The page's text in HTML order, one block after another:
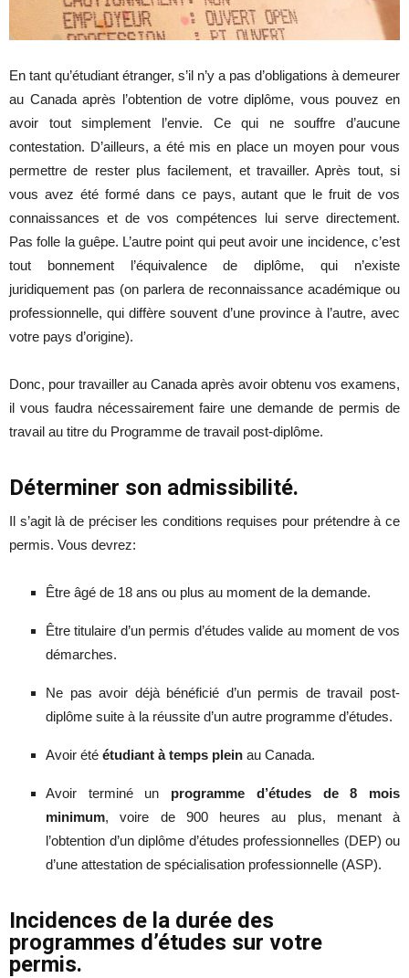
En tant qu’étudiant étranger, s’il n’y a pas d’obligations à demeurer
au Canada après l’obtention de votre diplôme, vous pouvez en
avoir tout simplement l’envie. Ce qui ne souffre d’aucune
contestation. D’ailleurs, a été mis en place un moyen pour vous
permettre de rester plus facilement, et travailler. Après tout, si
vous avez été formé dans ce pays, autant que le fruit de vos
connaissances et de vos compétences lui serve directement.
Pas folle la guêpe. L’autre point qui peut avoir une incidence, c’est
tout bonnement l’équivalence de diplôme, qui n’existe
juridiquement pas (on parlera de reconnaissance académique ou
professionnelle, qui diffère souvent d’une province à l’autre, avec
votre pays d’origine).
Donc, pour travailler au Canada après avoir obtenu vos examens,
il vous faudra nécessairement faire une demande de permis de
travail au titre du Programme de travail post-diplôme.
Déterminer son admissibilité.
Il s’agit là de préciser les conditions requises pour prétendre à ce
permis. Vous devrez:
Être âgé de 18 ans ou plus au moment de la demande.
Être titulaire d’un permis d’études valide au moment de vos
démarches.
Ne pas avoir déjà bénéficié d’un permis de travail post-
diplôme suite à la réussite d’un autre programme d’études.
Avoir été étudiant à temps plein au Canada.
Avoir terminé un programme d’études de 8 mois
minimum, voire de 900 heures au plus, menant à
l’obtention d’un diplôme d’études professionnelles (DEP) ou
d’une attestation de spécialisation professionnelle (ASP).
Incidences de la durée des
programmes d’études sur votre
permis.